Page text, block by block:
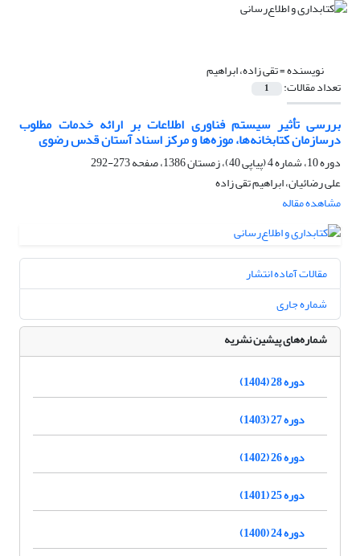
نویسنده =تقی زاده، ابراهیم
تعداد مقالات: 1
بررسی تأثیر سیستم فناوری اطلاعات بر ارائه خدمات مطلوب
درسازمان کتابخانه‌ها، موزه‌ها و مرکز اسناد آستان قدس رضوی
دوره 10، شماره 4 (پیاپی 40)، زمستان 1386، صفحه
273-292
علی رضائیان، ابراهیم تقی زاده
مشاهده مقاله
مقالات آماده انتشار
شماره جاری
شماره‌های پیشین نشریه
دوره 28 (1404)
دوره 27 (1403)
دوره 26 (1402)
دوره 25 (1401)
دوره 24 (1400)